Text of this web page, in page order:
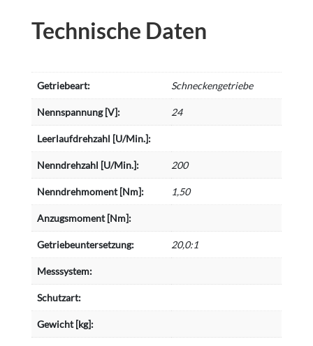
Technische Daten
Getriebeart: Schneckengetriebe
Nennspannung [V]: 24
Leerlaufdrehzahl [U/Min.]:
Nenndrehzahl [U/Min.]: 200
Nenndrehmoment [Nm]: 1,50
Anzugsmoment [Nm]:
Getriebeuntersetzung: 20,0:1
Messsystem:
Schutzart:
Gewicht [kg]: